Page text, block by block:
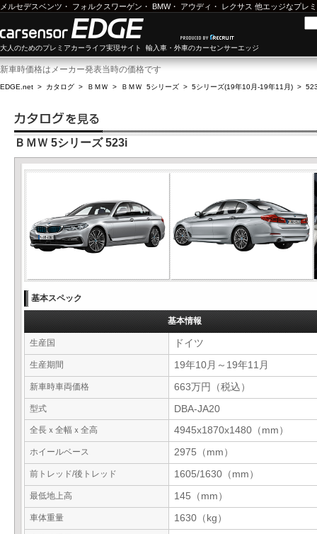
メルセデスベンツ ・ フォルクスワーゲン ・ BMW・ アウディ ・ レクサス 他エッジなプレ
大人のためのプレミアカーライフ実現サイト 輸入車・外車のカーセンサーエッジ
新車時価格はメーカー発表当時の価格です
EDGE.net > カタログ > ＢＭＷ > ＢＭＷ 5シリーズ > 5シリーズ(19年10月-19年11月) >
ＢＭＷ 5シリーズ 523i
基本スペック
基本情報
生産国 ドイツ
生産期間 19年10月～19年11月
新車時車両価格 663万円（税込）
型式 DBA-JA20
全長ｘ全幅ｘ全高 4945x1870x1480（mm）
ホイールベース 2975（mm）
前トレッド/後トレッド 1605/1630（mm）
最低地上高 145（mm）
車体重量 1630（kg）